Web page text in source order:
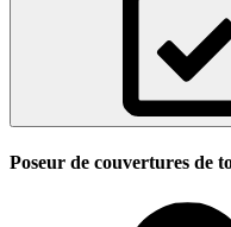
Poseur de couvertures de